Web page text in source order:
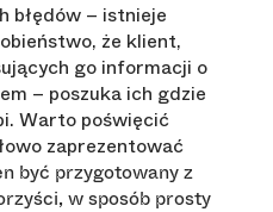
błędów – istnieje
że klient,
go informacji o
– poszuka ich gdzie
Warto poświęcić
zaprezentować
być przygotowany z
w sposób prosty